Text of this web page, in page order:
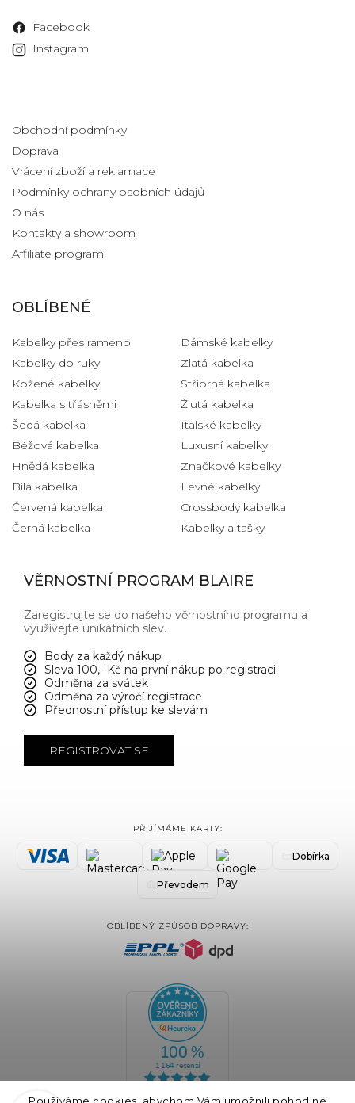
Facebook
Instagram
Obchodní podmínky
Doprava
Vrácení zboží a reklamace
Podmínky ochrany osobních údajů
O nás
Kontakty a showroom
Affiliate program
OBLÍBENÉ
Kabelky přes rameno
Kabelky do ruky
Kožené kabelky
Kabelka s třásněmi
Šedá kabelka
Béžová kabelka
Hnědá kabelka
Bílá kabelka
Červená kabelka
Černá kabelka
Dámské kabelky
Zlatá kabelka
Stříbrná kabelka
Žlutá kabelka
Italské kabelky
Luxusní kabelky
Značkové kabelky
Levné kabelky
Crossbody kabelka
Kabelky a tašky
VĚRNOSTNÍ PROGRAM BLAIRE
Zaregistrujte se do našeho věrnostního programu a
využívejte unikátních slev.
Body za každý nákup
Sleva 100,- Kč na první nákup po registraci
Odměna za svátek
Odměna za výročí registrace
Přednostní přístup ke slevám
REGISTROVAT SE
PŘIJÍMÁME KARTY:
Dobírka
Převodem
OBLÍBENÝ ZPŮSOB DOPRAVY: